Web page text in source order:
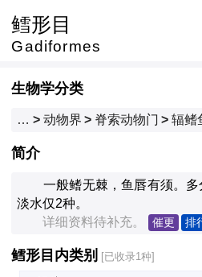
鳕形目
Gadiformes
生物学分类
… > 动物界 > 脊索动物门 > 辐鳍
简介
一般鳍无棘，鱼唇有须。多
淡水仅2种。
详细资料待补充。
催更 排
鳕形目内类别 [已收录1种]